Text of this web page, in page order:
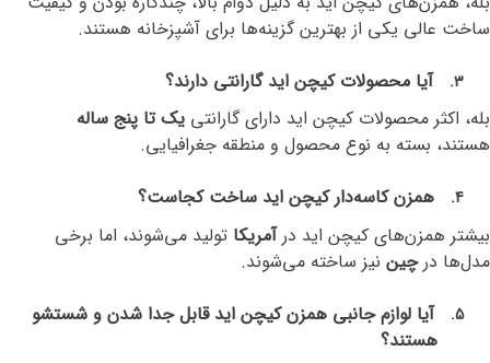
ساخت عالی یکی از بهترین گزینه‌ها برای آشپزخانه هستند.
3.
آیا محصولات کیچن اید گارانتی دارند؟
بله، اکثر محصولات کیچن اید دارای گارانتی یک تا پنج ساله
هستند، بسته به نوع محصول و منطقه جغرافیایی.
4.
همزن کاسه‌دار کیچن اید ساخت کجاست؟
بیشتر همزن‌های کیچن اید درآمریکا تولید می‌شوند، اما برخی
مدل‌ها درچین نیز ساخته می‌شوند.
5.
آیا لوازم جانبی همزن کیچن اید قابل جدا شدن و شستشو
هستند؟